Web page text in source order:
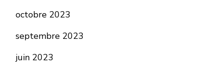
octobre 2023
septembre 2023
juin 2023